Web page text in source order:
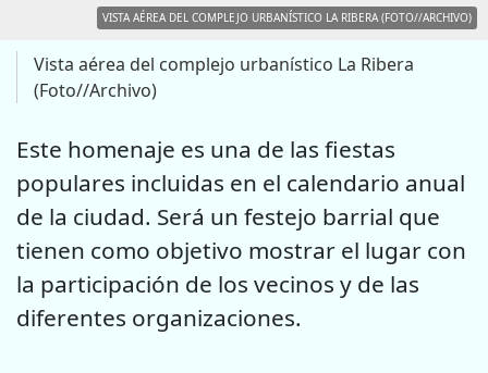
VISTA AÉREA DEL COMPLEJO URBANÍSTICO LA RIBERA (FOTO//ARCHIVO)
Vista aérea del complejo urbanístico La Ribera
(Foto//Archivo)
Este homenaje es una de las fiestas
populares incluidas en el calendario anual
de la ciudad. Será un festejo barrial que
tienen como objetivo mostrar el lugar con
la participación de los vecinos y de las
diferentes organizaciones.